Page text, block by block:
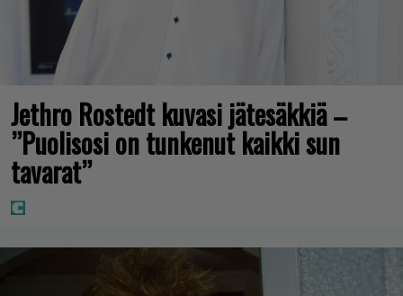
Jethro Rostedt kuvasi jätesäkkiä –
”Puolisosi on tunkenut kaikki sun
tavarat”